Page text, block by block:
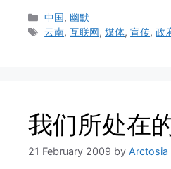
Categories
中国, 幽默
Tags
云南,互联网,媒体,宣传,政
我们所处在
21 February 2009 by Arctosia